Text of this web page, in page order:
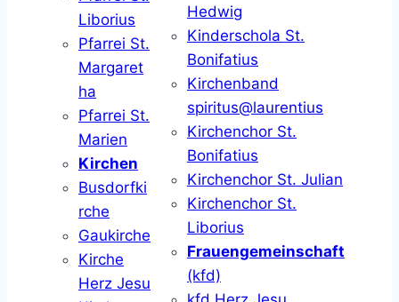
Liborius
Pfarrei St.
Margaret
ha
Pfarrei St.
Marien
Kirchen
Busdorfki
rche
Gaukirche
Kirche
Herz Jesu
Hedwig
Kinderschola St.
Bonifatius
Kirchenband
spiritus@laurentius
Kirchenchor St.
Bonifatius
Kirchenchor St. Julian
Kirchenchor St.
Liborius
Frauengemeinschaft
(kfd)